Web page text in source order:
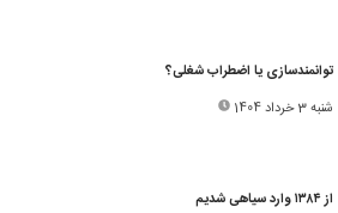
توانمندسازی یا اضطراب شغلی؟
شنبه 3 خرداد 1404
از ۱۳۸۴ وارد سیاهی شدیم